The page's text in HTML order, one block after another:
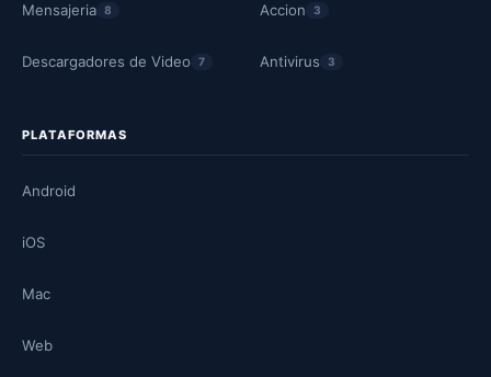
Mensajeria 8
Descargadores de Video 7
Accion 3
Antivirus 3
PLATAFORMAS
Android
iOS
Mac
Web